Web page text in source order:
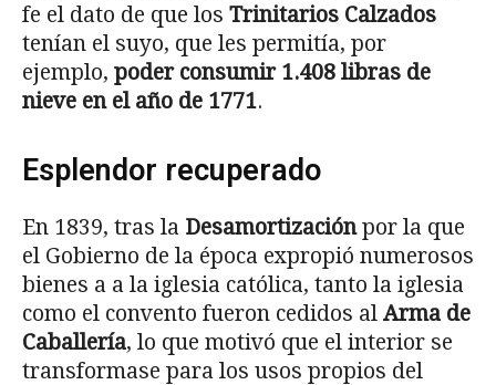
fe el dato de que los Trinitarios Calzados
tenían el suyo, que les permitía, por
ejemplo, poder consumir 1.408 libras de
nieve en el año de 1771.
Esplendor recuperado
En 1839, tras la Desamortizaciónpor la que
el Gobierno de la época expropió numerosos
bienes a a la iglesia católica, tanto la iglesia
como el convento fueron cedidos al Arma de
Caballería, lo que motivó que el interior se
transformase para los usos propios del